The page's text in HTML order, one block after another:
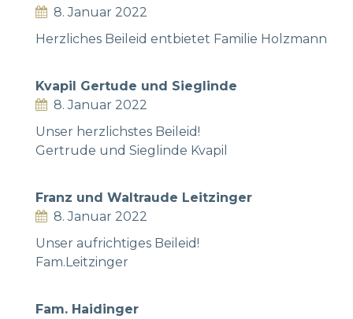
8. Januar 2022
Herzliches Beileid entbietet Familie Holzmann
Kvapil Gertude und Sieglinde
8. Januar 2022
Unser herzlichstes Beileid!
Gertrude und Sieglinde Kvapil
Franz und Waltraude Leitzinger
8. Januar 2022
Unser aufrichtiges Beileid!
Fam.Leitzinger
Fam. Haidinger